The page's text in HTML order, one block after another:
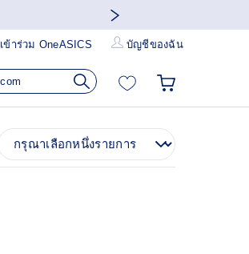
เข้าร่วม OneASICS บัญชีของฉัน